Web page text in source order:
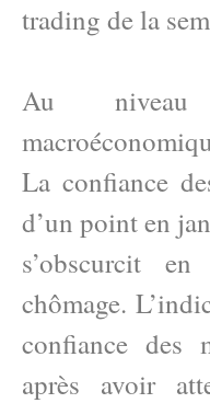
trading de la
Au niveau
La confiance
d’un point en
s’obscurcit
chômage.
confiance des
après avoir